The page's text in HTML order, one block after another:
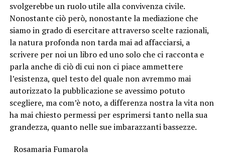
svolgerebbe un ruolo utile alla convivenza civile.
Nonostante ciò però, nonostante la mediazione che
siamo in grado di esercitare attraverso scelte razionali,
la natura profonda non tarda mai ad affacciarsi, a
scrivere per noi un libro ed uno solo che ci racconta e
parla anche di ciò di cui non ci piace ammettere
l’esistenza, quel testo del quale non avremmo mai
autorizzato la pubblicazione se avessimo potuto
scegliere, ma com’è noto, a differenza nostra la vita non
ha mai chiesto permessi per esprimersi tanto nella sua
grandezza, quanto nelle sue imbarazzanti bassezze.
Rosamaria Fumarola